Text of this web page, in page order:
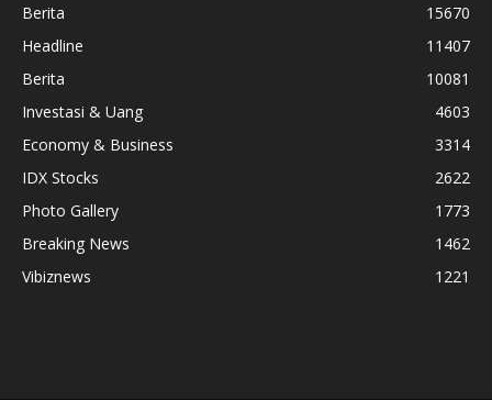
Berita
15670
Headline
11407
Berita
10081
Investasi & Uang
4603
Economy & Business
3314
IDX Stocks
2622
Photo Gallery
1773
Breaking News
1462
Vibiznews
1221